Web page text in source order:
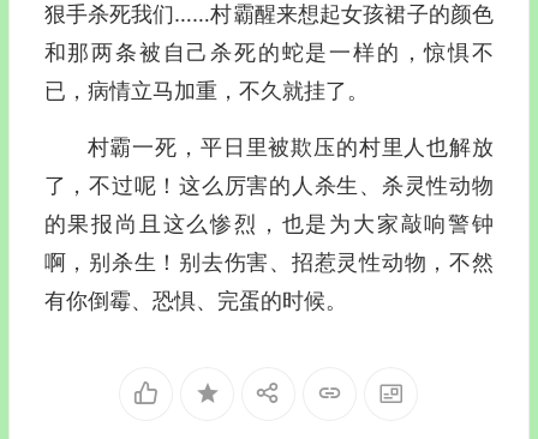
狠手杀死我们……村霸醒来想起女孩裙子的颜色
和那两条被自己杀死的蛇是一样的，惊惧不
已，病情立马加重，不久就挂了。
村霸一死，平日里被欺压的村里人也解放
了，不过呢！这么厉害的人杀生、杀灵性动物
的果报尚且这么惨烈，也是为大家敲响警钟
啊，别杀生！别去伤害、招惹灵性动物，不然
有你倒霉、恐惧、完蛋的时候。